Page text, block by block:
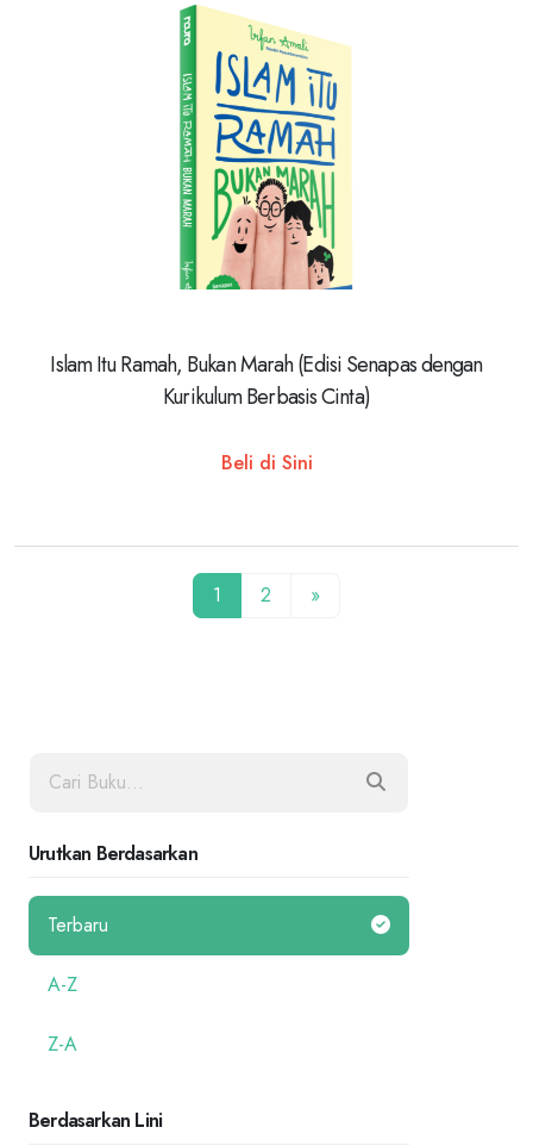
Islam Itu Ramah, Bukan Marah (Edisi Senapas dengan
Kurikulum Berbasis Cinta)
Beli di Sini
1 2 »
Urutkan Berdasarkan
Terbaru
A-Z
Z-A
Berdasarkan Lini